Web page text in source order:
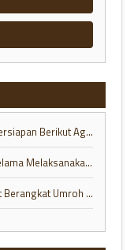
Baru Pertama Kali Umrah? Ikuti 10 Persiapan Berikut Agar Ibadah Anda Lancar
Jangan Sepelekan Sikap Tawadhu Selama Melaksanakan Ibadah Umrah di Tanah Suci
Lakukan 5 Tips Berikut Ini agar Cepat Berangkat Umroh ke Baitullah